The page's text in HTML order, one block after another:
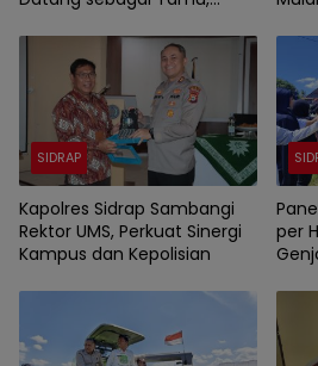
SIDRAP
Kapolres Sidrap Sambangi
Rektor UMS, Perkuat Sinergi
Kampus dan Kepolisian
per